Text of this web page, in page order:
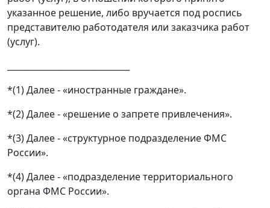
указанное решение, либо вручается под роспись
представителю работодателя или заказчика работ
(услуг).
*(1) Далее - «иностранные граждане».
*(2) Далее - «решение о запрете привлечения».
*(3) Далее - «структурное подразделение ФМС
России».
*(4) Далее - «подразделение территориального
органа ФМС России».